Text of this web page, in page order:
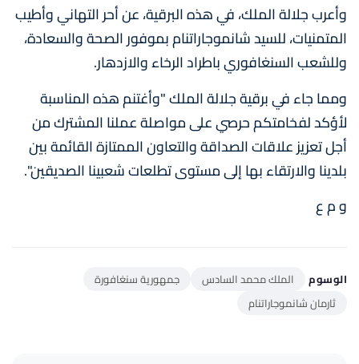
وأعرب جلالة الملك، في هذه البرقية، عن أحر التهاني وأطيب
المتمنيات، للسيد شانموجاراتنام بموفور الصحة والسعادة،
وللشعب السنغافوري باطراد الرخاء والازدهار.
ومما جاء في برقية جلالة الملك "وأغتنم هذه المناسبة
لأؤكد لفخامتكم حرصي على مواصلة عملنا المشترك من
أجل تعزيز علاقات الصداقة والتعاون الممتازة القائمة بين
بلدينا والارتقاء بها إلى مستوى تطلعات شعبينا الصديقين".
و م ع
الوسوم الملك محمد السادس
جمهورية سنغافورة
ثارمان شانموجاراتنام